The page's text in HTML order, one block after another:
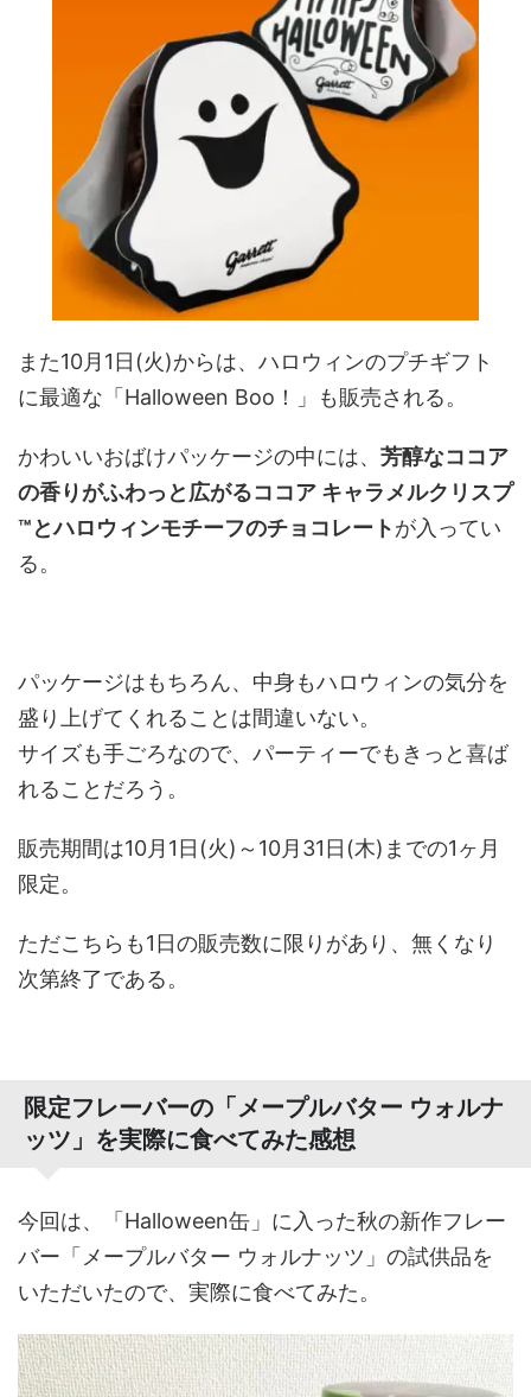
また10月1日(火)からは、ハロウィンのプチギフト
に最適な「Halloween Boo！」も販売される。
かわいいおばけパッケージの中には、 芳醇なココア
の香りがふわっと広がるココア キャラメルクリスプ
™とハロウィンモチーフのチョコレートが入ってい
る。
パッケージはもちろん、中身もハロウィンの気分を
盛り上げてくれることは間違いない。
サイズも手ごろなので、パーティーでもきっと喜ば
れることだろう。
販売期間は10月1日(火)～10月31日(木)までの1ヶ月
限定。
ただこちらも1日の販売数に限りがあり、無くなり
次第終了である。
限定フレーバーの「メープルバター ウォルナ
ッツ」を実際に食べてみた感想
今回は、「Halloween缶」に入った秋の新作フレー
バー「メープルバター ウォルナッツ」の試供品を
いただいたので、実際に食べてみた。